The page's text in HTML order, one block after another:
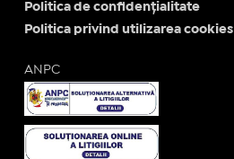
Politica de confidențialitate
Politica privind utilizarea cookies
ANPC